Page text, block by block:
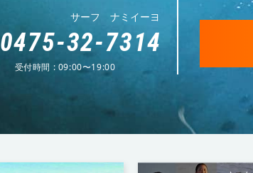
サーフ ナミイーヨ
0475-32-7314
受付時間 : 09:00〜19:00